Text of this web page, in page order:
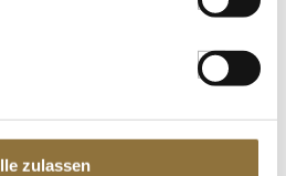
zulassen
Gelatine, Pulver, 750 g